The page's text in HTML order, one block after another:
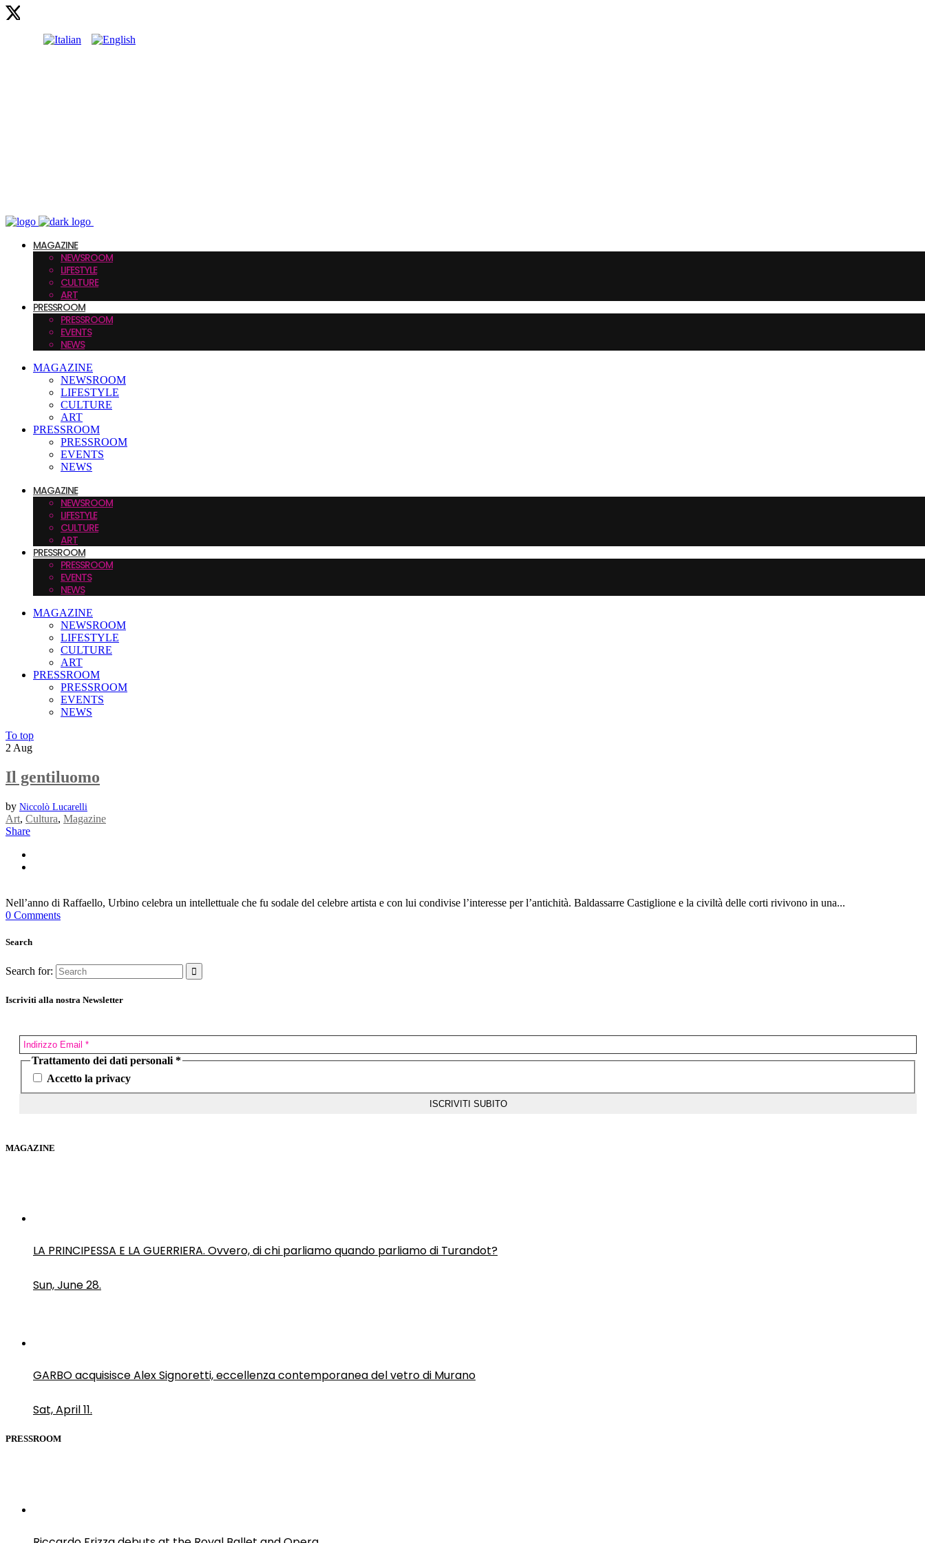
MAGAZINE
NEWSROOM
LIFESTYLE
CULTURE
ART
PRESSROOM
PRESSROOM
EVENTS
NEWS
MAGAZINE
NEWSROOM
LIFESTYLE
CULTURE
ART
PRESSROOM
PRESSROOM
EVENTS
NEWS
MAGAZINE
NEWSROOM
LIFESTYLE
CULTURE
ART
PRESSROOM
PRESSROOM
EVENTS
NEWS
MAGAZINE
NEWSROOM
LIFESTYLE
CULTURE
ART
PRESSROOM
PRESSROOM
EVENTS
NEWS
To top
2 Aug
Il gentiluomo
by Niccolò Lucarelli
Art, Cultura, Magazine
Share
Nell’anno di Raffaello, Urbino celebra un intellettuale che fu sodale del celebre artista e con lui condivise l’interesse per l’antichità. Baldassarre Castiglione e la civiltà delle corti rivivono in una...
0 Comments
Search
Search for:
Iscriviti alla nostra Newsletter
Trattamento dei dati personali *
Accetto la privacy
MAGAZINE
LA PRINCIPESSA E LA GUERRIERA. Ovvero, di chi parliamo quando parliamo di Turandot?
Sun, June 28.
GARBO acquisisce Alex Signoretti, eccellenza contemporanea del vetro di Murano
Sat, April 11.
PRESSROOM